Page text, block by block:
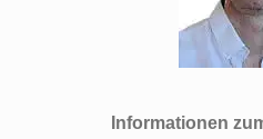
Informationen